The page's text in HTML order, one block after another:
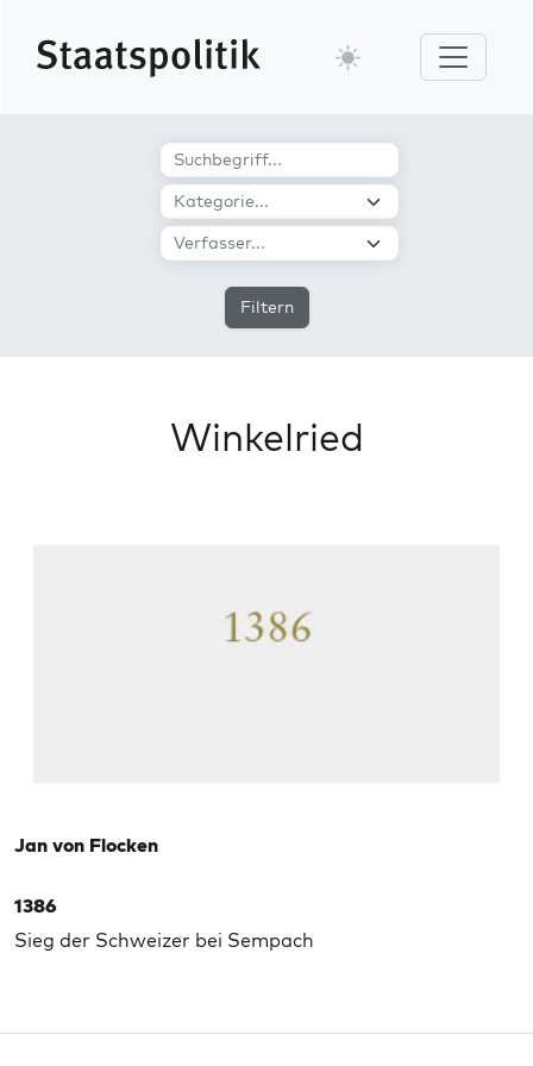
Filtern
Winkelried
Jan von Flocken
1386
Sieg der Schweizer bei Sempach